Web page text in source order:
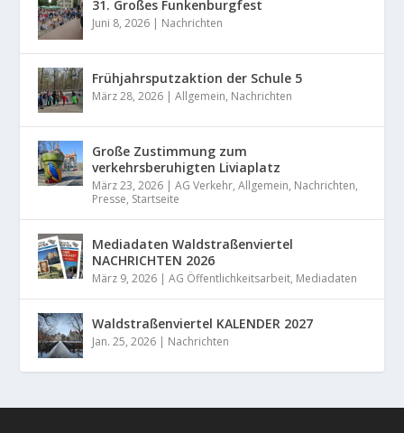
31. Großes Funkenburgfest
Juni 8, 2026 | Nachrichten
Frühjahrsputzaktion der Schule 5
März 28, 2026 |Allgemein, Nachrichten
Große Zustimmung zum
verkehrsberuhigten Liviaplatz
März 23, 2026 |AG Verkehr,Allgemein, Nachrichten,
Presse, Startseite
Mediadaten Waldstraßenviertel
NACHRICHTEN 2026
März 9, 2026 |AG Öffentlichkeitsarbeit, Mediadaten
Waldstraßenviertel KALENDER 2027
Jan. 25, 2026 | Nachrichten